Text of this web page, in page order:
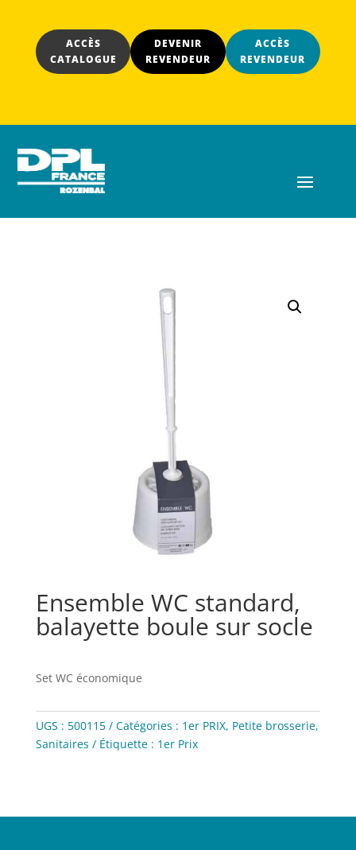
ACCÈS
CATALOGUE
DEVENIR
REVENDEUR
ACCÈS
REVENDEUR
Ensemble WC standard,
balayette boule sur socle
Set WC économique
UGS : 500115 Catégories : 1er PRIX, Petite brosserie,
Sanitaires
Étiquette : 1er Prix